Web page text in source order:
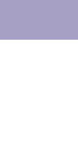
Fenster)
Fenster)
Fenster)